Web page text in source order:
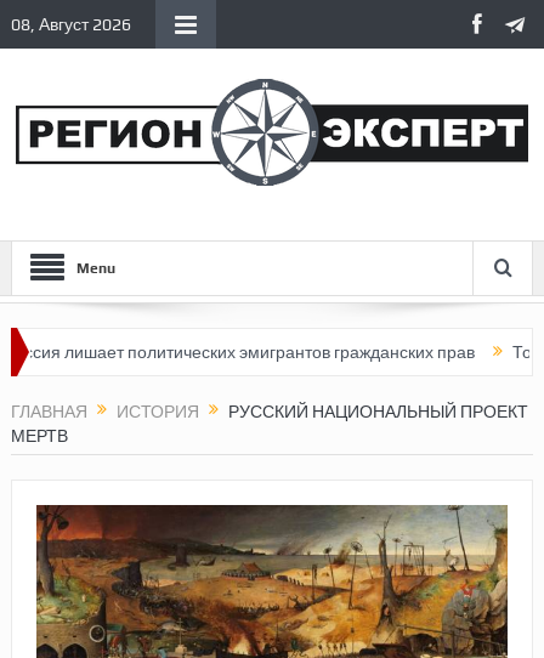
08, Август 2026
Menu
политических эмигрантов гражданских прав Топливный
ГЛАВНАЯ ИСТОРИЯ
РУССКИЙ НАЦИОНАЛЬНЫЙ ПРОЕКТ
МЕРТВ